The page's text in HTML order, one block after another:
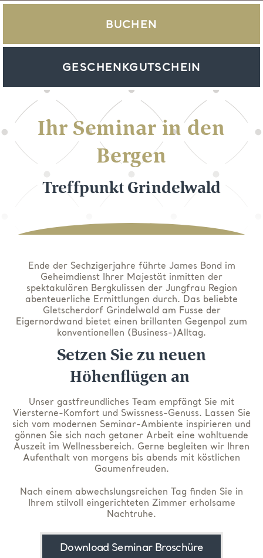
BUCHEN
GESCHENKGUTSCHEIN
Ihr Seminar in den
Bergen
Treffpunkt Grindelwald
Ende der Sechzigerjahre führte James Bond im
Geheimdienst Ihrer Majestät inmitten der
spektakulären Bergkulissen der Jungfrau Region
abenteuerliche Ermittlungen durch. Das beliebte
Gletscherdorf Grindelwald am Fusse der
Eigernordwand bietet einen brillanten Gegenpol zum
konventionellen (Business-)Alltag.
Setzen Sie zu neuen
Höhenflügen an
Unser gastfreundliches Team empfängt Sie mit
Viersterne-Komfort und Swissness-Genuss. Lassen Sie
sich vom modernen Seminar-Ambiente inspirieren und
gönnen Sie sich nach getaner Arbeit eine wohltuende
Auszeit im Wellnessbereich. Gerne begleiten wir Ihren
Aufenthalt von morgens bis abends mit köstlichen
Gaumenfreuden.
Nach einem abwechslungsreichen Tag finden Sie in
Ihrem stilvoll eingerichteten Zimmer erholsame
Nachtruhe.
Download Seminar Broschüre